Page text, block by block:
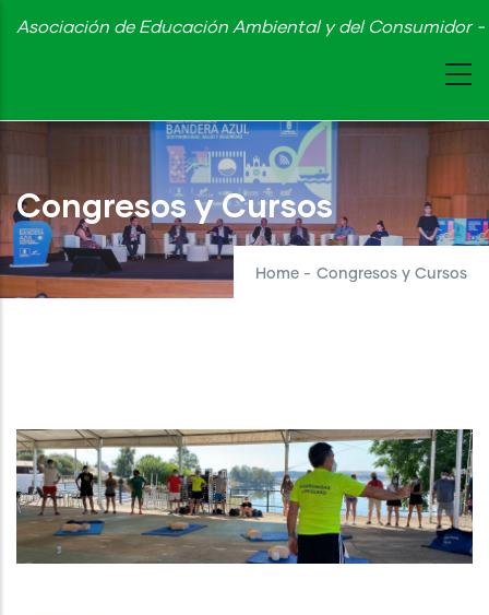
Skip
content
Asociación de Educación Ambiental y del Consumidor
Congresos y Cursos
Home - Congresos y Cursos